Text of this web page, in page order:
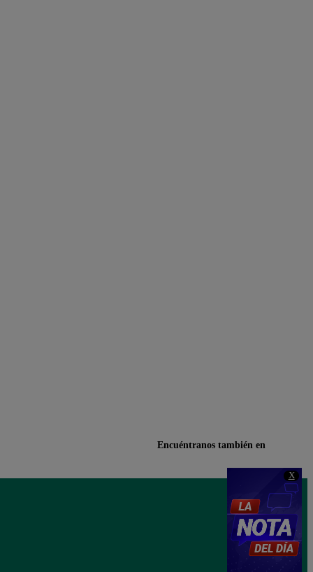
X
Encuéntranos también en